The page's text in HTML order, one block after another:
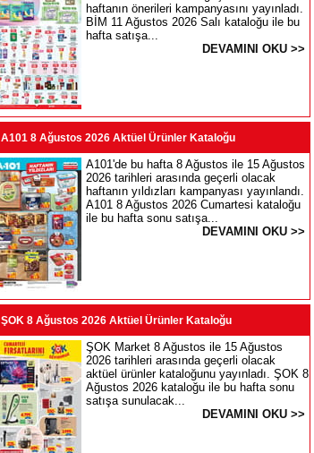
haftanın önerileri kampanyasını yayınladı.
BİM 11 Ağustos 2026 Salı kataloğu ile bu
hafta satışa...
DEVAMINI OKU >>
A101 8 Ağustos 2026 Aktüel Ürünler Kataloğu
A101'de bu hafta 8 Ağustos ile 15 Ağustos
2026 tarihleri arasında geçerli olacak
haftanın yıldızları kampanyası yayınlandı.
A101 8 Ağustos 2026 Cumartesi kataloğu
ile bu hafta sonu satışa...
DEVAMINI OKU >>
ŞOK 8 Ağustos 2026 Aktüel Ürünler Kataloğu
ŞOK Market 8 Ağustos ile 15 Ağustos
2026 tarihleri arasında geçerli olacak
aktüel ürünler kataloğunu yayınladı. ŞOK 8
Ağustos 2026 kataloğu ile bu hafta sonu
satışa sunulacak...
DEVAMINI OKU >>